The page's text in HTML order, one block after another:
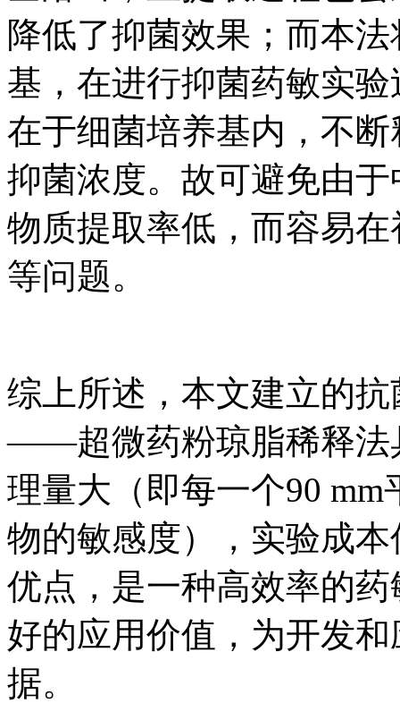
降低了抑菌效果；而本
基，在进行抑菌药敏实
在于细菌培养基内，不
抑菌浓度。故可避免由
物质提取率低，而容易
等问题。
综上所述，本文建立的
——超微药粉琼脂稀释法
理量大（即每一个90
物的敏感度），实验成
优点，是一种高效率的
好的应用价值，为开发
据。